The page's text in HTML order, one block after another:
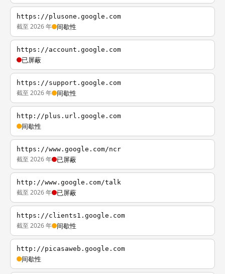
https://plusone.google.com
截至 2026 年 间歇性
https://account.google.com
已屏蔽
https://support.google.com
截至 2026 年 间歇性
http://plus.url.google.com
间歇性
https://www.google.com/ncr
截至 2026 年 已屏蔽
http://www.google.com/talk
截至 2026 年 已屏蔽
https://clients1.google.com
截至 2026 年 间歇性
http://picasaweb.google.com
间歇性